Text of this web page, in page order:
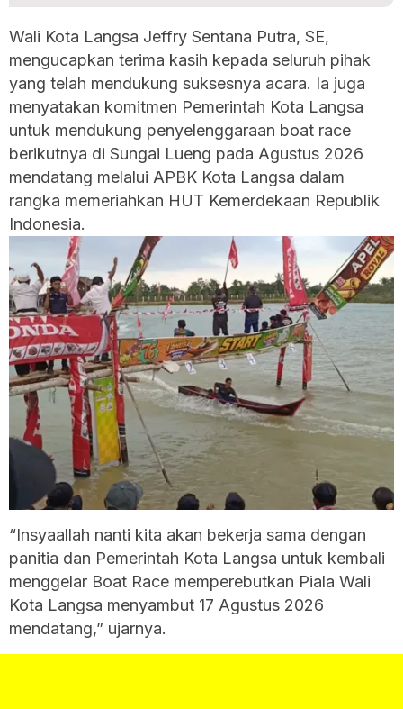
Wali Kota Langsa Jeffry Sentana Putra, SE,
mengucapkan terima kasih kepada seluruh pihak
yang telah mendukung suksesnya acara. Ia juga
menyatakan komitmen Pemerintah Kota Langsa
untuk mendukung penyelenggaraan boat race
berikutnya di Sungai Lueng pada Agustus 2026
mendatang melalui APBK Kota Langsa dalam
rangka memeriahkan HUT Kemerdekaan Republik
Indonesia.
“Insyaallah nanti kita akan bekerja sama dengan
panitia dan Pemerintah Kota Langsa untuk kembali
menggelar Boat Race memperebutkan Piala Wali
Kota Langsa menyambut 17 Agustus 2026
mendatang,” ujarnya.